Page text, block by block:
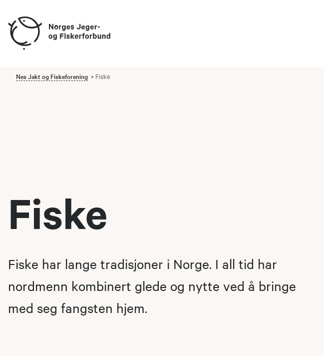
Nes Jakt og Fiskeforening Fiske
Fiske
Fiske har lange tradisjoner i Norge. I all tid har
nordmenn kombinert glede og nytte ved å bringe
med seg fangsten hjem.